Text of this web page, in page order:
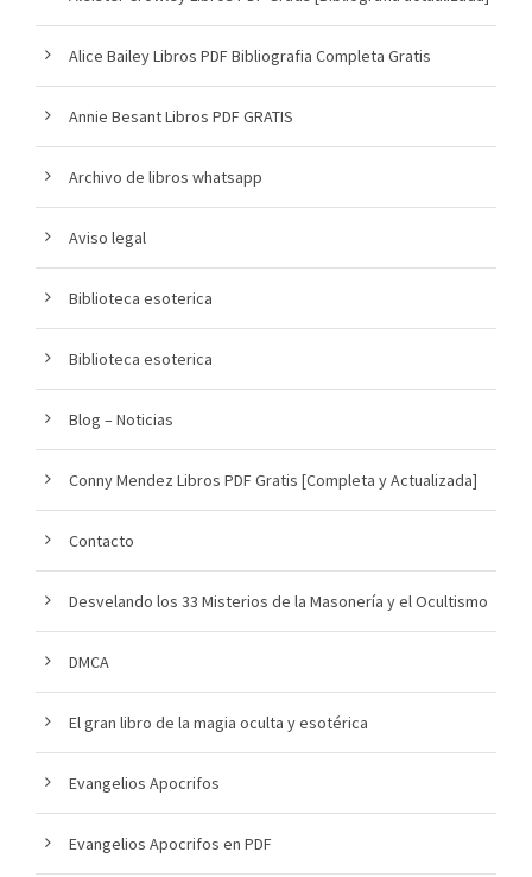
Alice Bailey Libros PDF Bibliografia Completa Gratis
Annie Besant Libros PDF GRATIS
Archivo de libros whatsapp
Aviso legal
Biblioteca esoterica
Biblioteca esoterica
Blog – Noticias
Conny Mendez Libros PDF Gratis [Completa y Actualizada]
Contacto
Desvelando los 33 Misterios de la Masonería y el Ocultismo
DMCA
El gran libro de la magia oculta y esotérica
Evangelios Apocrifos
Evangelios Apocrifos en PDF